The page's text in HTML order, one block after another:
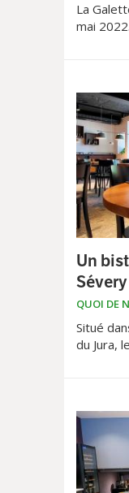
La
mai
Un
Sévery
QUOI DE
Situé
du Jura,
vous
samedi
des